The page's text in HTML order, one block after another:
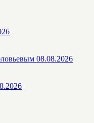
08.08.2026